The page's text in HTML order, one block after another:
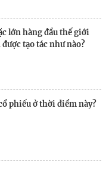
lớn hàng đầu thế giới
tạo tác như nào?
phiếu ở thời điểm này?